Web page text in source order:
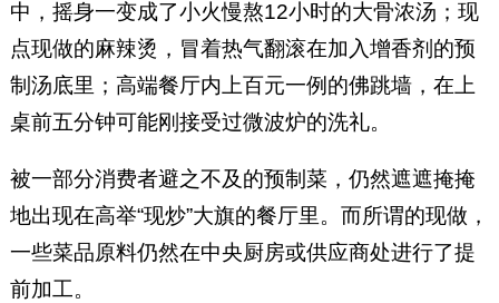
中，摇身一变成了小火慢熬12小时的大骨浓汤；现
点现做的麻辣烫，冒着热气翻滚在加入增香剂的预
制汤底里；高端餐厅内上百元一例的佛跳墙，在上
桌前五分钟可能刚接受过微波炉的洗礼。
被一部分消费者避之不及的预制菜，仍然遮遮掩掩
地出现在高举“现炒”大旗的餐厅里。而所谓的现做，
一些菜品原料仍然在中央厨房或供应商处进行了提
前加工。